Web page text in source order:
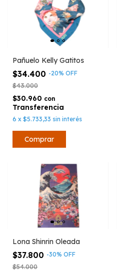
Pañuelo Kelly Gatitos
$34.400 -20% OFF
$43.000
$30.960 con
6 x $5.733,33 sin interés
Lona Shinrin Oleada
$37.800 -30% OFF
$54.000